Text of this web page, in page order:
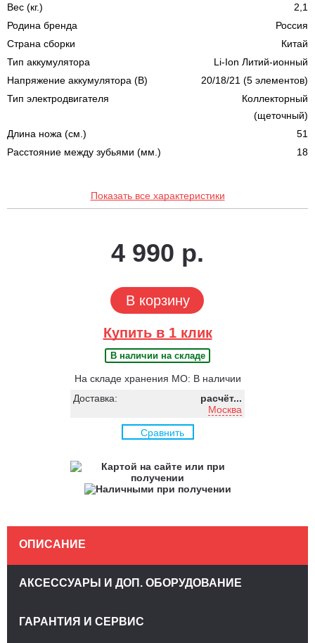
Вес (кг.)
2,1
Родина бренда
Россия
Страна сборки
Китай
Тип аккумулятора
Li-Ion Литий-ионный
Напряжение аккумулятора (В)
20/18/21 (5 элементов)
Тип электродвигателя
Коллекторный
(щеточный)
Длина ножа (cм.)
51
Расстояние между зубьями (мм.)
18
Показать все характеристики
4 990 р.
В корзину
Купить в 1 клик
В наличии на складе
На складе хранения МО: В наличии
Доставка:
расчёт...
Москва
Сравнить
ОПИСАНИЕ
АКСЕССУАРЫ И ДОП. ОБОРУДОВАНИЕ
ГАРАНТИЯ И СЕРВИС